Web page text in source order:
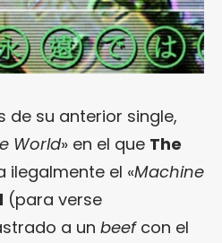
de su anterior single,
World» en el que The
ilegalmente el «Machine
(para verse
a un beefcon el